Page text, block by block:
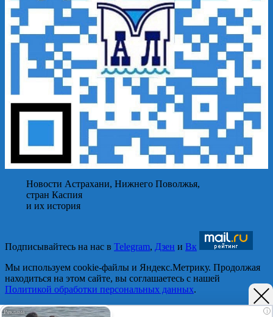
Новости Астрахани, Нижнего Поволжья,
стран Каспия
и их история
i
Подписывайтесь на нас в Telegram, Дзен и Вк
Мы используем cookie-файлы и Яндекс.Метрику. Продолжая
находиться на этом сайте, вы соглашаетесь с нашей
Политикой обработки персональных данных.
Принять